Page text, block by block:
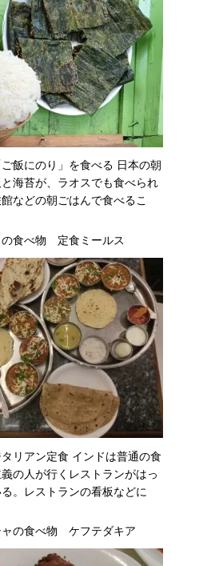
飯にのり」を食べる 日本の朝
海苔が、ラオスでも食べられ
などの朝ごはんで食べるこ
の食べ物 定食ミールス
リアン定食 インドは普通の食
の人が行くレストランがはっ
。レストランの看板などに
ャの食べ物 ケフテダキア